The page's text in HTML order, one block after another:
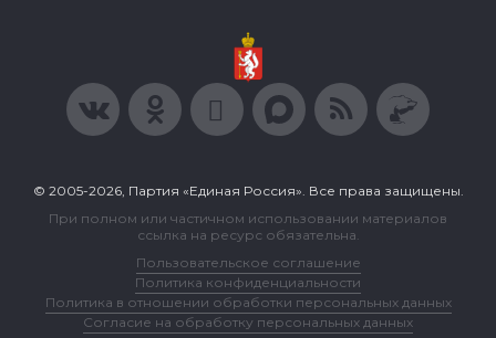
© 2005-2026, Партия «Единая Россия». Все права защищены.
При полном или частичном использовании материалов
ссылка на ресурс обязательна.
Пользовательское соглашение
Политика конфиденциальности
Политика в отношении обработки персональных данных
Согласие на обработку персональных данных